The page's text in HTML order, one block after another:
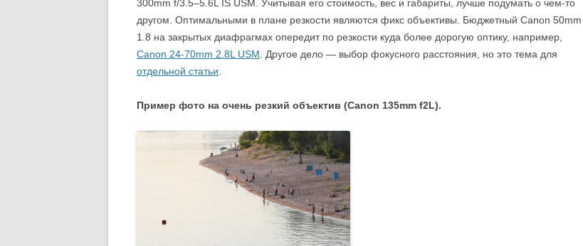
300mm f/3.5–5.6L IS USM. Учитывая его стоимость, вес и габариты, лучше подумать о чем-то
другом. Оптимальными в плане резкости являются фикс объективы. Бюджетный Canon 50mm
1.8 на закрытых диафрагмах опередит по резкости куда более дорогую оптику, например,
Canon 24-70mm 2.8L USM . Другое дело — выбор фокусного расстояния, но это тема для
отдельной статьи
Пример фото на очень резкий объектив (Canon 135mm f2L).